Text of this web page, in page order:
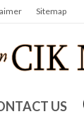
Sitemap
US